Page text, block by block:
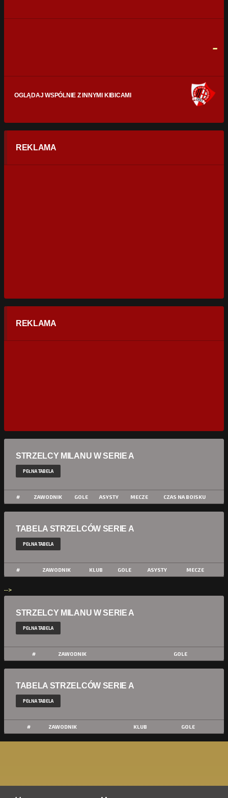
-
OGLĄDAJ WSPÓLNIE Z INNYMI KIBICAMI
REKLAMA
REKLAMA
STRZELCY MILANU W SERIE A
PEŁNA TABELA
# ZAWODNIK GOLE ASYSTY MECZE CZAS NA BOISKU
TABELA STRZELCÓW SERIE A
PEŁNA TABELA
# ZAWODNIK KLUB GOLE ASYSTY MECZE
-->
STRZELCY MILANU W SERIE A
PEŁNA TABELA
# ZAWODNIK GOLE
TABELA STRZELCÓW SERIE A
PEŁNA TABELA
# ZAWODNIK KLUB GOLE